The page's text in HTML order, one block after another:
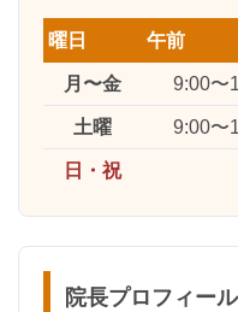
曜日 午前
月〜金 9:00〜
土曜 9:00〜
日・祝
院長プロフィール